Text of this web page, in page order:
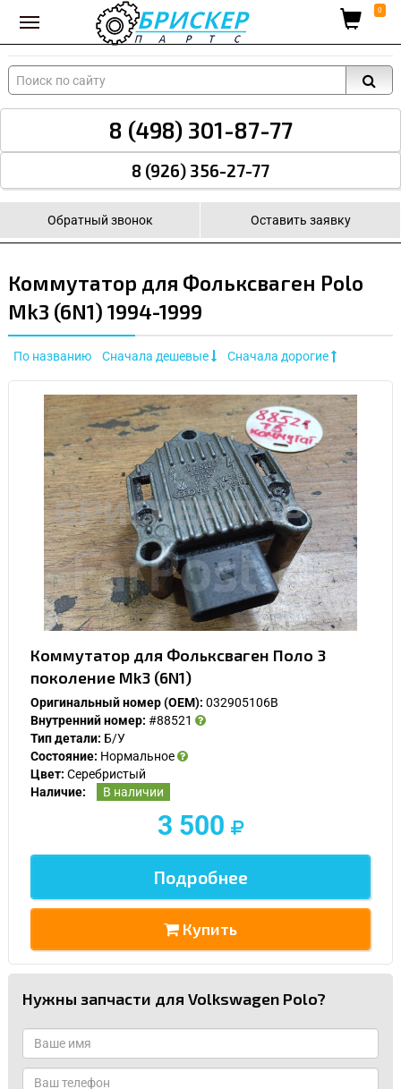
Вход для поставщиков 0
8 (498) 301-87-77
8 (926) 356-27-77
Обратный звонок Оставить заявку
Коммутатор для Фольксваген Polo
Mk3 (6N1) 1994-1999
По названию Сначала дешевые Сначала дорогие
Коммутатор для Фольксваген Поло 3
поколение Mk3 (6N1)
Оригинальный номер (OEM): 032905106B
Внутренний номер: #88521
Тип детали: Б/У
Состояние: Нормальное
Цвет: Серебристый
Наличие:
В наличии
3 500
Подробнее
Купить
Нужны запчасти для Volkswagen Polo?